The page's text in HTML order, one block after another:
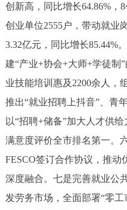
创新高，同比增长64.86%，
创业单位2555户，带动就业
3.32亿元，同比增长85.44%
建“产业+协会+大师+学徒制
业技能培训惠及2200余人，
推出“就业招聘上抖音”、青
以“招聘+储备”加大人才供
满意度评价全市排名第一。
FESCO签订合作协议，推
深度融合。七是完善就业公
发劳务市场，全面部署“零